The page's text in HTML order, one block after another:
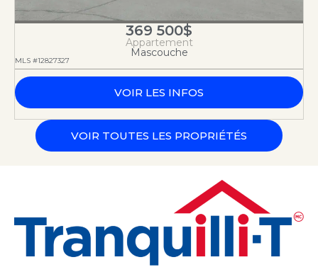
369 500$
Appartement
Mascouche
MLS #12827327
VOIR LES INFOS
VOIR TOUTES LES PROPRIÉTÉS